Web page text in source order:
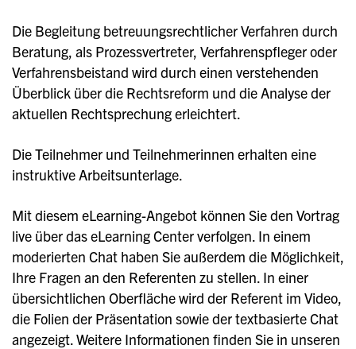
Die Begleitung betreuungsrechtlicher Verfahren durch
Beratung, als Prozessvertreter, Verfahrenspfleger oder
Verfahrensbeistand wird durch einen verstehenden
Überblick über die Rechtsreform und die Analyse der
aktuellen Rechtsprechung erleichtert.
Die Teilnehmer und Teilnehmerinnen erhalten eine
instruktive Arbeitsunterlage.
Mit diesem eLearning-Angebot können Sie den Vortrag
live über das eLearning Center verfolgen. In einem
moderierten Chat haben Sie außerdem die Möglichkeit,
Ihre Fragen an den Referenten zu stellen. In einer
übersichtlichen Oberfläche wird der Referent im Video,
die Folien der Präsentation sowie der textbasierte Chat
angezeigt. Weitere Informationen finden Sie in unseren